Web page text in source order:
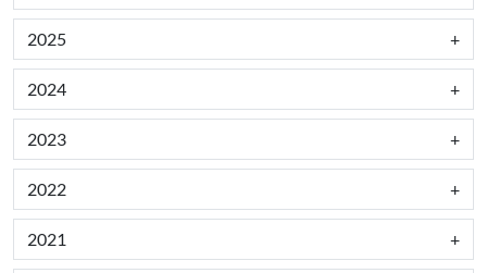
2025
2024
2023
2022
2021